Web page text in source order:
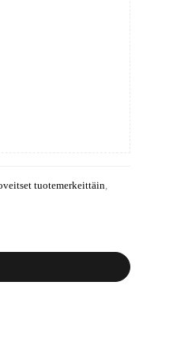
tuotemerkeittäin,